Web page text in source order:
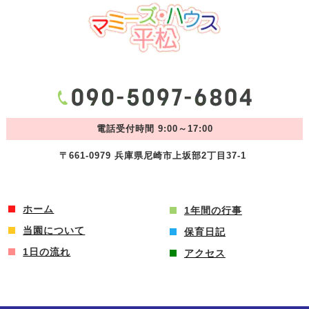
電話受付時間 9:00～17:00
〒661-0979 兵庫県尼崎市上坂部2丁目37-1
ホーム
当園について
1日の流れ
1年間の行事
保育日記
アクセス